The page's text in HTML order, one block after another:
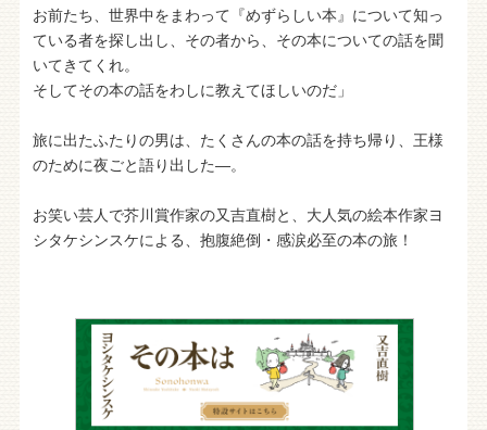
お前たち、世界中をまわって『めずらしい本』について知っ
ている者を探し出し、その者から、その本についての話を聞
いてきてくれ。
そしてその本の話をわしに教えてほしいのだ」
旅に出たふたりの男は、たくさんの本の話を持ち帰り、王様
のために夜ごと語り出した―。
お笑い芸人で芥川賞作家の又吉直樹と、大人気の絵本作家ヨ
シタケシンスケによる、抱腹絶倒・感涙必至の本の旅！